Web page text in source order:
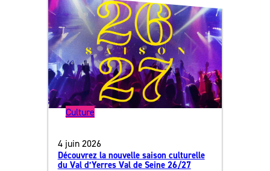
Culture
4 juin 2026
Découvrez la nouvelle saison culturelle
du Val d’Yerres Val de Seine 26/27